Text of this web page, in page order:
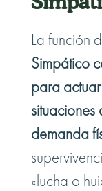
La función
Simpático
para
situaciones
demanda
«lucha o